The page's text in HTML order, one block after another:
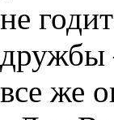
не
дружбы
все же